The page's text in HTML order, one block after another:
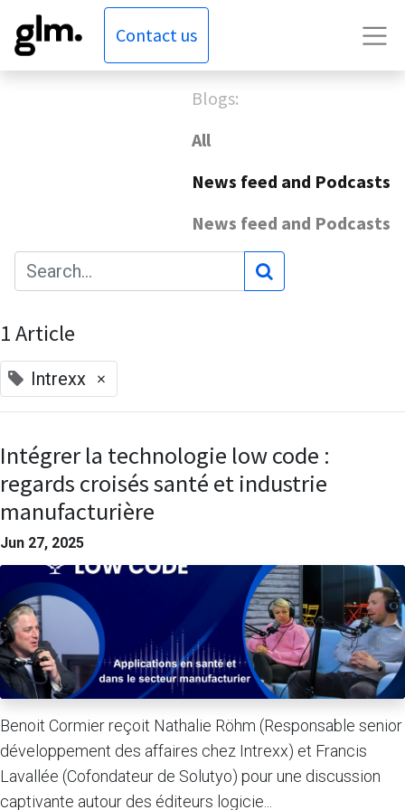
Contact us
Blogs:
All
News feed and Podcasts
News feed and Podcasts
1 Article
Intrexx ×
Intégrer la technologie low code :
regards croisés santé et industrie
manufacturière
Jun 27, 2025
Benoit Cormier reçoit Nathalie Röhm (Responsable senior
développement des affaires chez Intrexx) et Francis
Lavallée (Cofondateur de Solutyo) pour une discussion
captivante autour des éditeurs logicie...